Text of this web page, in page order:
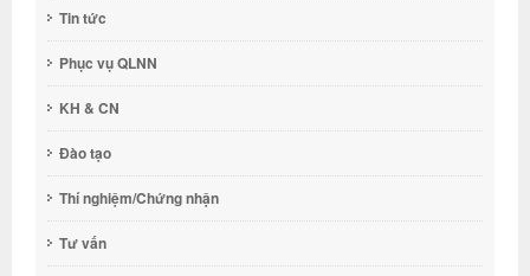
Tin tức
Phục vụ QLNN
KH & CN
Đào tạo
Thí nghiệm/Chứng nhận
Tư vấn